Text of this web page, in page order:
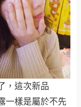
，這次新品
一樣是屬於不先